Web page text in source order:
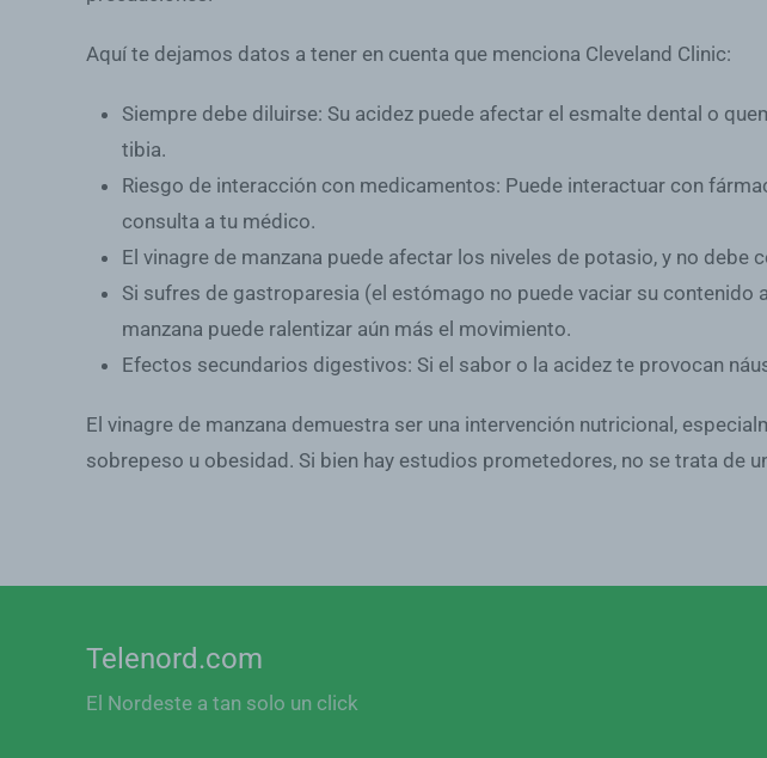
Aquí te dejamos datos a tener en cuenta que menciona Cleveland Clinic:
Siempre debe diluirse: Su acidez puede afectar el esmalte dental o
tibia.
Riesgo de interacción con medicamentos: Puede interactuar con
consulta a tu médico.
El vinagre de manzana puede afectar los niveles de potasio, y no debe
Si sufres de gastroparesia (el estómago no puede vaciar su contenido
manzana puede ralentizar aún más el movimiento.
Efectos secundarios digestivos: Si el sabor o la acidez te provocan
El vinagre de manzana demuestra ser una intervención nutricional,
sobrepeso u obesidad. Si bien hay estudios prometedores, no se trata de
Telenord.com
El Nordeste a tan solo un click